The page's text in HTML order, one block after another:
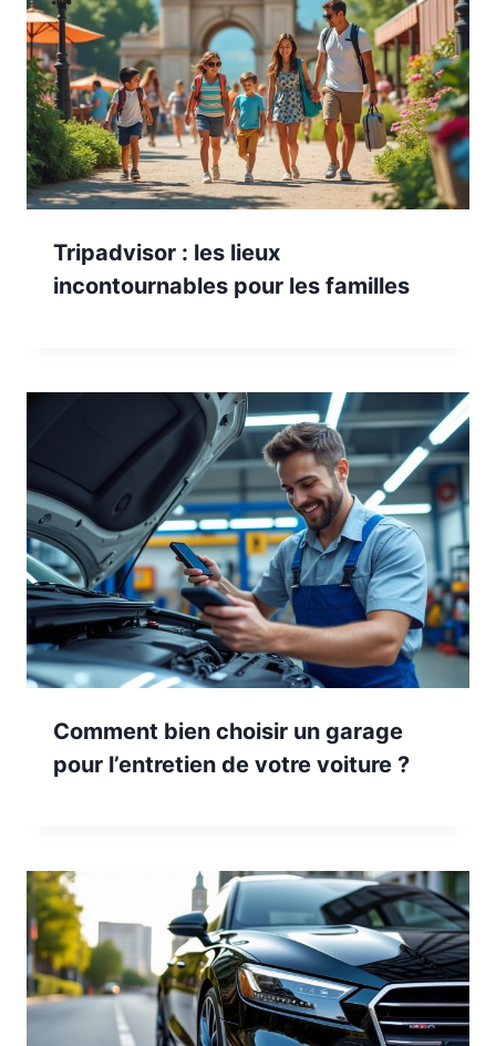
Tripadvisor : les lieux
incontournables pour les familles
Comment bien choisir un garage
pour l’entretien de votre voiture ?